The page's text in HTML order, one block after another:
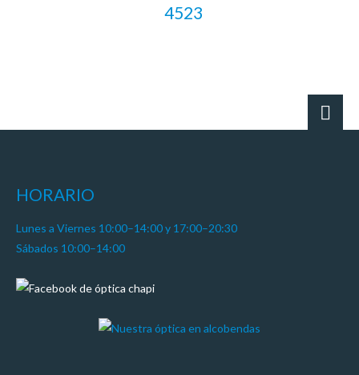
4523
HORARIO
Lunes a Viernes 10:00–14:00 y 17:00–20:30
Sábados 10:00–14:00